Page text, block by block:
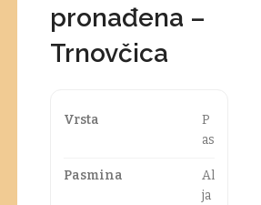
pronađena –
Trnovčica
Vrsta
P
as
Pasmina
Al
ja